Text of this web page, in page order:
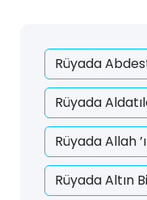
Rüyada
Rüyada
Rüyada Allah
Rüyada Altın